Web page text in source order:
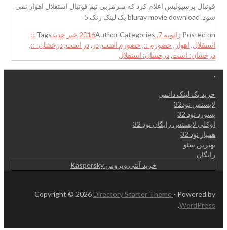
فوتبال پرسپولیس اعلام کرد که سرمربی تیم فوتبال استقلال اهواز نمی
شود. bluray movie download بک لینک رنک 5
Posted on ژانویه 7, 2016 AuthorCategories خبر جدیدTags
::
استقلال, اهواز , حضورم ::, حضورم است,در ,در است,درخشان: ::,
درخشان: است,درخشان: استقلال
.
خرید بک لینک دائمی
لایسنس نود32
پسورد نود 32
اوکلی لایسنس رایگان نود 32
همیار نود 32
بهترین سئو
رایگان
خرید آنتی ویروس Kaspersky
Copyright © 2026 Directory Starter Theme - Powered by
WordPress
.